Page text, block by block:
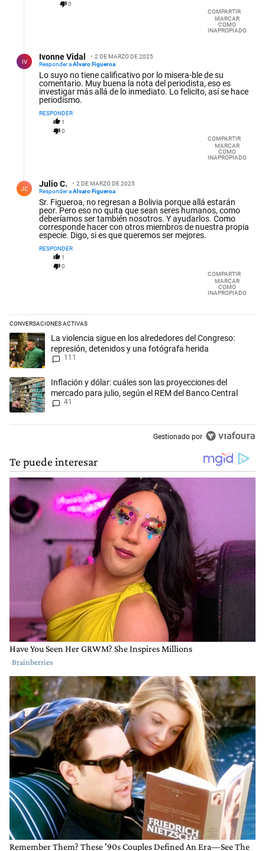
0
COMPARTIR
MARCAR
COMO
INAPROPIADO
IV Ivonne Vidal
2 DE MARZO DE 2025
Responder aAlvaro Figueroa
Lo suyo no tiene calificativo por lo misera-ble de su
comentario. Muy buena la nota del periodista, eso es
investigar más allá de lo inmediato. Lo felicito, así se hace
periodismo.
RESPONDER
1
0
COMPARTIR
MARCAR
COMO
INAPROPIADO
JC Julio C.
2 DE MARZO DE 2025
Responder aAlvaro Figueroa
Sr. Figueroa, no regresan a Bolivia porque allá estarán
peor. Pero eso no quita que sean seres humanos, como
deberíamos ser también nosotros. Y ayudarlos. Como
corresponde hacer con otros miembros de nuestra propia
especie. Digo, si es que queremos ser mejores.
RESPONDER
1
0
COMPARTIR
MARCAR
COMO
INAPROPIADO
CONVERSACIONES ACTIVAS
Este listado muestra los artículos con más comentarios en los
Un artículo de tendencia con el título "La violencia sigue en los
La violencia sigue en los alrededores del Congreso:
represión, detenidos y una fotógrafa herida
111
Un artículo de tendencia con el título "Inflación y dólar: cuáles son
Inflación y dólar: cuáles son las proyecciones del
mercado para julio, según el REM del Banco Central
41
Gestionado por